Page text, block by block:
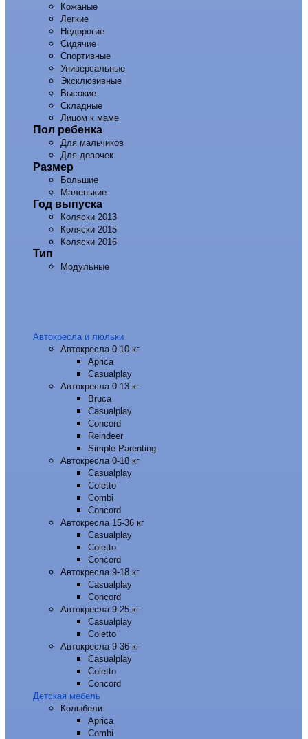
Кожаные
Легкие
Недорогие
Сидячие
Спортивные
Универсальные
Эксклюзивные
Высокие
Складные
Лицом к маме
Пол ребенка
Для мальчиков
Для девочек
Размер
Большие
Маленькие
Год выпуска
Коляски 2013
Коляски 2015
Коляски 2016
Тип
Модульные
Автокресла и люльки
Автокресла 0-10 кг
Aprica
Casualplay
Автокресла 0-13 кг
Bruca
Casualplay
Concord
Reindeer
Simple Parenting
Автокресла 0-18 кг
Casualplay
Coletto
Combi
Concord
Автокресла 15-36 кг
Casualplay
Coletto
Concord
Автокресла 9-18 кг
Casualplay
Concord
Автокресла 9-25 кг
Casualplay
Coletto
Автокресла 9-36 кг
Casualplay
Coletto
Concord
Детская мебель
Колыбели
Aprica
Combi